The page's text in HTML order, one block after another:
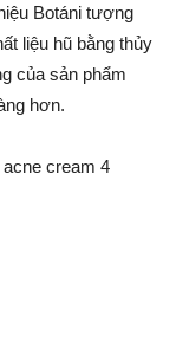
Botáni tượng
liệu hũ bằng thủy
của sản phẩm
hơn.